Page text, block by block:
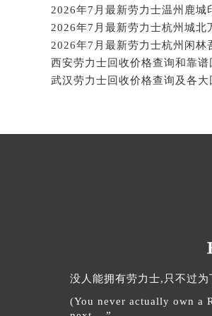
2026年7月最新劳力士杭州城北
2026年7月最新劳力士杭州闲林
没人能拥有劳力士,只不过为
(You never actually own a